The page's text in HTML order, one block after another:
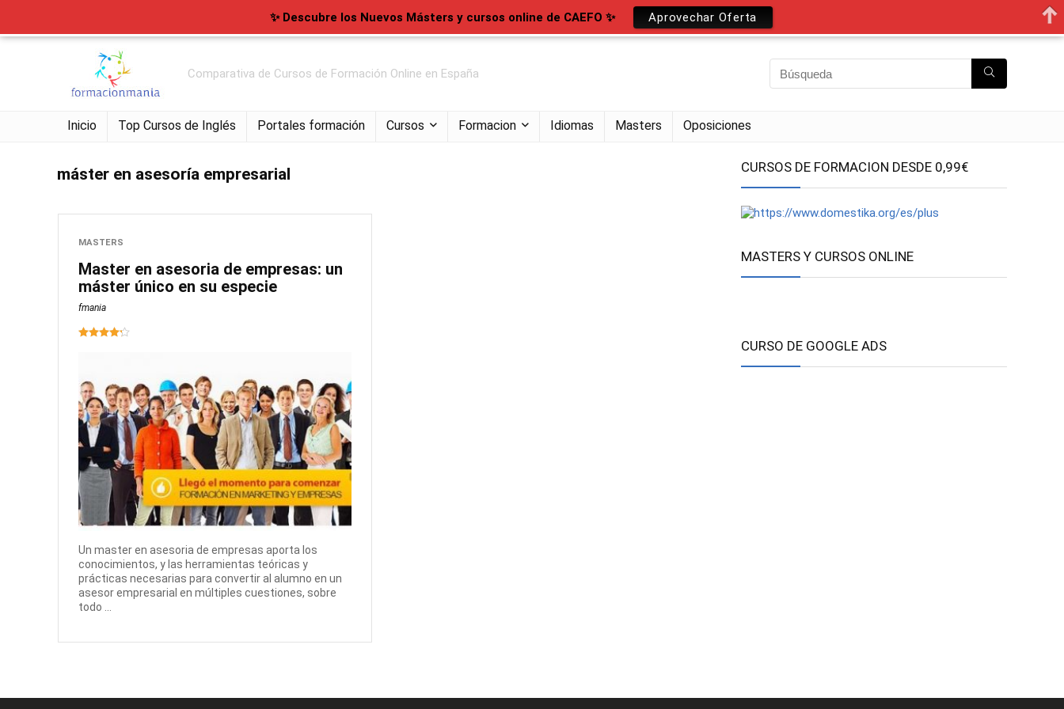
Comparativa de Cursos de Formación Online en España
Inicio Top Cursos de Inglés Portales formación Cursos Formacion Idiomas Masters Oposiciones
máster en asesoría empresarial
MASTERS
Master en asesoria de empresas: un
máster único en su especie
fmania
Un master en asesoria de empresas aporta los
conocimientos, y las herramientas teóricas y
prácticas necesarias para convertir al alumno en un
asesor empresarial en múltiples cuestiones, sobre
todo ...
CURSOS DE FORMACION DESDE 0,99€
MASTERS Y CURSOS ONLINE
CURSO DE GOOGLE ADS
✨ Descubre los Nuevos Másters y cursos online de CAEFO ✨ Aprovechar Oferta